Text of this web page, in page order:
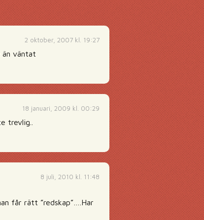
2 oktober, 2007 kl. 19:27
än väntat
18 januari, 2009 kl. 00:29
trevlig..
8 juli, 2010 kl. 11:48
får rätt ”redskap”….Har